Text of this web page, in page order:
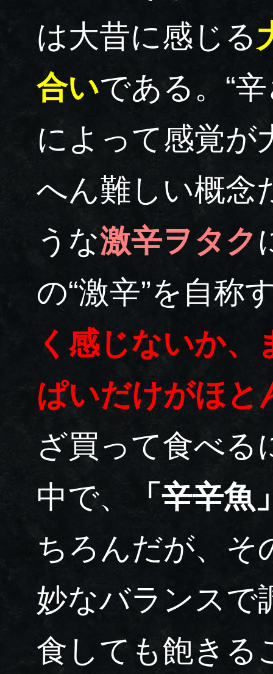
は大昔に感じる
合いである。“
によって感覚が
へん難しい概念
うな激辛ヲタク
の“激辛”を自称
く感じないか
ぱいだけがほと
ざ買って食べる
中で、
「辛辛魚
ちろんだが、そ
妙なバランスで
食しても飽きる